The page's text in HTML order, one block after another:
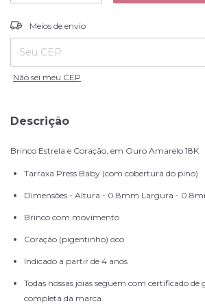
Entregas para o CEP:
Meios de envio
Não sei meu CEP
Descrição
Brinco Estrela e Coração, em Ouro Amarelo 18K
Tarraxa Press Baby (com cobertura do pino)
Dimensões - Altura - 0.8mm Largura -
Brinco com movimento
Coração (pigentinho) oco
Indicado a partir de 4 anos
Todas nossas joias seguem com certificado
completa da marca.